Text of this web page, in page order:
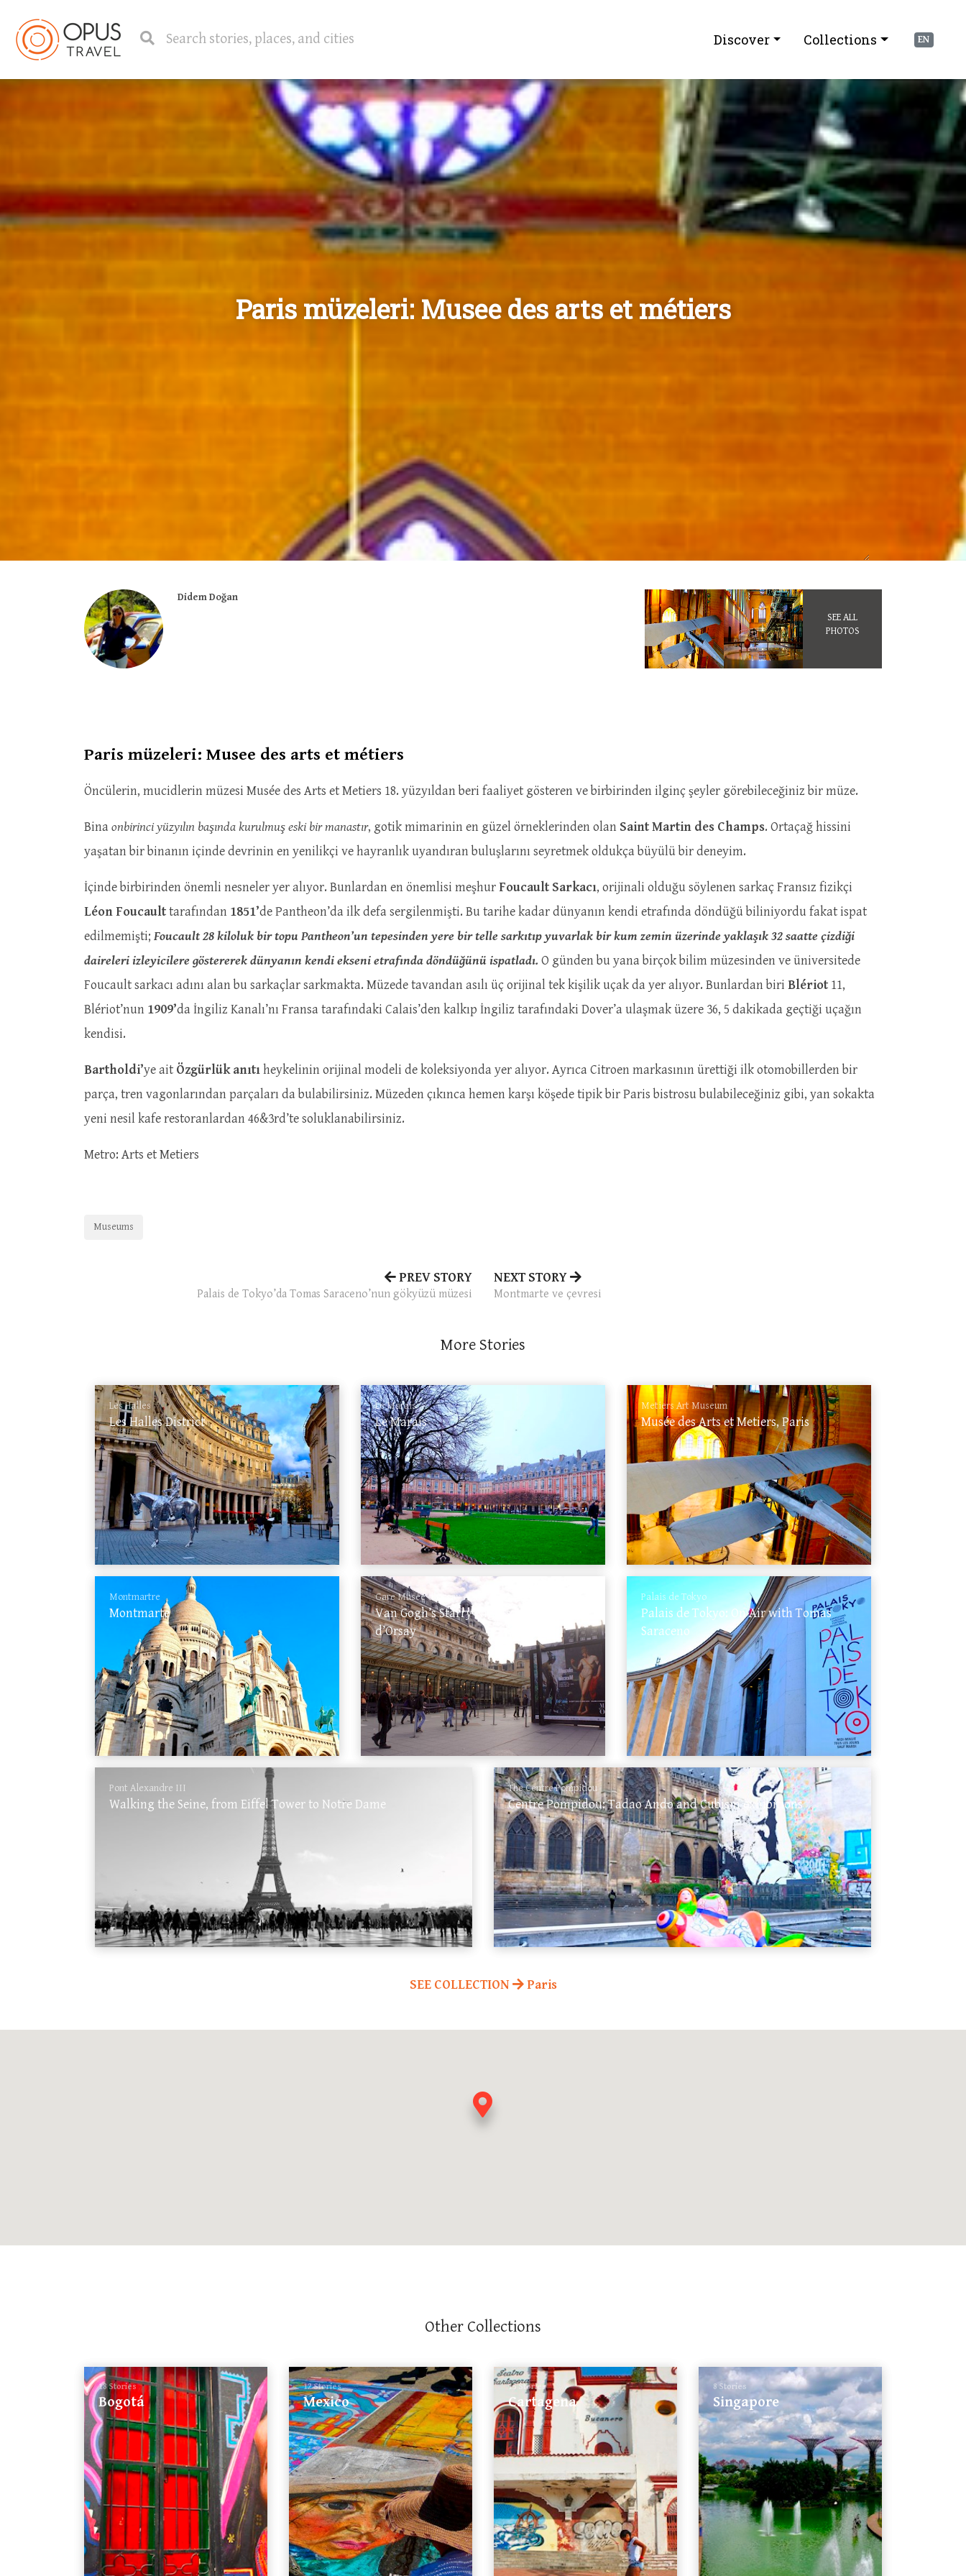
EN
Collections
Discover
Paris müzeleri: Musee des arts et métiers
Didem Doğan
SEE ALL
PHOTOS
Paris müzeleri: Musee des arts et métiers
Öncülerin, mucidlerin müzesi Musée des Arts et Metiers 18. yüzyıldan beri faaliyet gösteren ve birbirinden ilginç şeyler görebileceğiniz bir müze.
Bina onbirinci yüzyılın başında kurulmuş eski bir manastır, gotik mimarinin en güzel örneklerinden olan Saint Martin des Champs. Ortaçağ hissini
yaşatan bir binanın içinde devrinin en yenilikçi ve hayranlık uyandıran buluşlarını seyretmek oldukça büyülü bir deneyim.
İçinde birbirinden önemli nesneler yer alıyor. Bunlardan en önemlisi meşhurFoucault Sarkacı, orijinali olduğu söylenen sarkaç Fransız fizikçi
LéonFoucaulttarafından 1851’de Pantheon’da ilk defa sergilenmişti. Bu tarihe kadar dünyanın kendi etrafında döndüğü biliniyordu fakat ispat
edilmemişti; Foucault 28 kiloluk bir topu Pantheon’un tepesinden yere bir telle sarkıtıp yuvarlak bir kum zemin üzerinde yaklaşık 32 saatte çizdiği
daireleri izleyicilere göstererek dünyanın kendi ekseni etrafında döndüğünü ispatladı. O günden bu yana birçok bilim müzesinden ve üniversitede
Foucault sarkacı adını alan bu sarkaçlar sarkmakta. Müzede tavandan asılı üç orijinal tek kişilik uçak da yer alıyor. Bunlardan biri Blériot 11,
Blériot’nun 1909’da İngiliz Kanalı’nı Fransa tarafındaki Calais’den kalkıp İngiliz tarafındaki Dover’a ulaşmak üzere 36, 5 dakikada geçtiği uçağın
kendisi.
Bartholdi’ye ait Özgürlük anıtıheykelinin orijinal modeli de koleksiyonda yer alıyor. Ayrıca Citroen markasının ürettiği ilk otomobillerden bir
parça, tren vagonlarından parçaları da bulabilirsiniz. Müzeden çıkınca hemen karşı köşede tipik bir Paris bistrosu bulabileceğiniz gibi, yan sokakta
yeni nesil kafe restoranlardan 46&3rd’te soluklanabilirsiniz.
Metro: Arts et Metiers
Museums
PREV STORY
Palais de Tokyo’da Tomas Saraceno’nun gökyüzü müzesi
NEXT STORY
Montmarte ve çevresi
More Stories
Les Halles
Les Halles District
Le Marais
Le Marais
Metiers Art Museum
Musée des Arts et Metiers, Paris
Montmartre
Montmarte
Gare Musée d'Orsay
Van Gogh’s Starry Nights in Musée
d’Orsay
Palais de Tokyo
Palais de Tokyo: On Air with Tomas
Saraceno
Pont Alexandre III
Walking the Seine, from Eiffel Tower to Notre Dame
The Centre Pompidou
Centre Pompidou: Tadao Ando and Cubism exhibitions
SEE COLLECTION Paris
Other Collections
18 Stories
Bogotá
12 Stories
Mexico
15 Stories
Cartagena
8 Stories
Singapore